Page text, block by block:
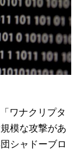
ワナクリプタ
模な攻撃があ
シャドーブロ